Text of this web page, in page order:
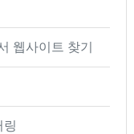
웹사이트 찾기